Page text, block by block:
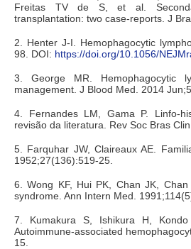
Freitas TV de S, et al.
transplantation: two case-reports. J
2. Henter J-I. Hemophagocytic
98. DOI: https://doi.org/10.1056/
3. George MR. Hemophagocytic
management. J Blood Med. 2014
4. Fernandes LM, Gama P. Linfo-
revisão da literatura. Rev Soc Bras
5. Farquhar JW, Claireaux AE.
1952;27(136):519-25.
6. Wong KF, Hui PK, Chan JK,
syndrome. Ann Intern Med.
7. Kumakura S, Ishikura H,
Autoimmune-associated
15.